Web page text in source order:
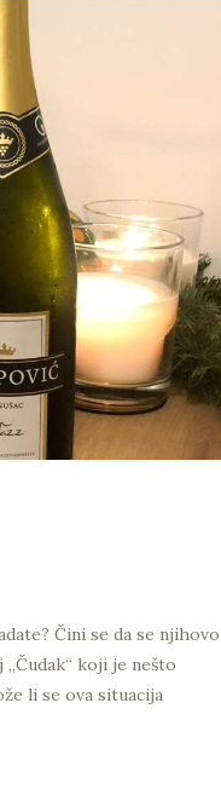
Čini se da se njihovo
koji je nešto
li se ova situacija